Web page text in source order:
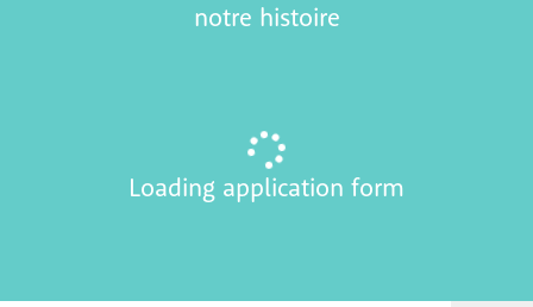
notre histoire
Loading application form